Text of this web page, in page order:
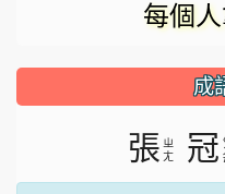
每個
成
張 ㄓ
ㄤ
冠